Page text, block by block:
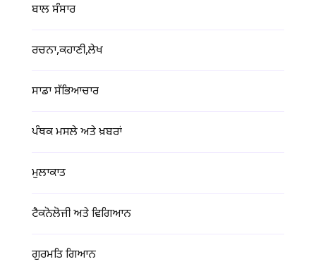
ਬਾਲ ਸੰਸਾਰ
ਰਚਨਾ,ਕਹਾਣੀ,ਲੇਖ
ਸਾਡਾ ਸੱਭਿਆਚਾਰ
ਪੰਥਕ ਮਸਲੇ ਅਤੇ ਖ਼ਬਰਾਂ
ਮੁਲਾਕਾਤ
ਟੈਕਨੋਲੋਜੀ ਅਤੇ ਵਿਗਿਆਨ
ਗੁਰਮਤਿ ਗਿਆਨ